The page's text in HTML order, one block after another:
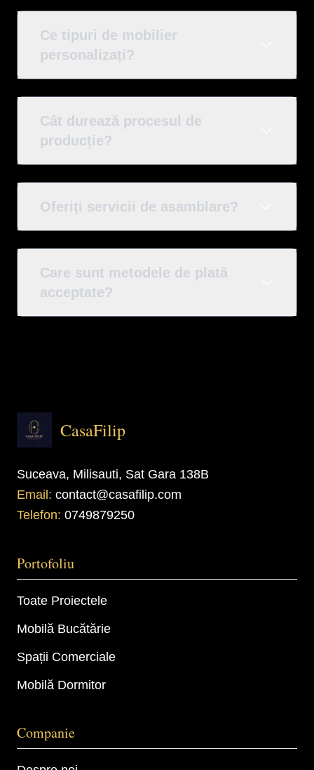
Ce tipuri de mobilier
personalizați?
Cât durează procesul de
producție?
Oferiți servicii de asamblare?
Care sunt metodele de plată
acceptate?
CasaFilip
Suceava, Milisauti, Sat Gara 138B
Email: contact@casafilip.com
Telefon: 0749879250
Portofoliu
Toate Proiectele
Mobilă Bucătărie
Spații Comerciale
Mobilă Dormitor
Companie